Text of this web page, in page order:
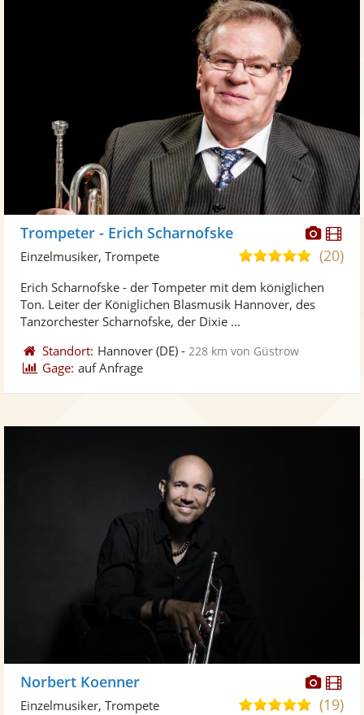
Fotos
Trompeter - Erich Scharnofske
5,0
5
(20)
Einzelmusiker, Trompete
Erich Scharnofske - der Tompeter mit dem königlichen
Ton. Leiter der Königlichen Blasmusik Hannover, des
Tanzorchester Scharnofske, der Dixie ...
Standort: Hannover (DE) - 228 km von Güstrow
Gage: auf Anfrage
Norbert Koenner
5,0(19)
Einzelmusiker, Trompete